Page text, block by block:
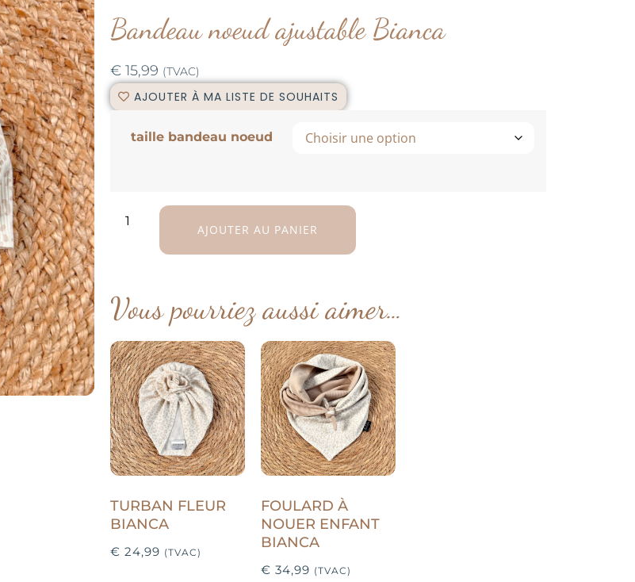
Bandeau noeud ajustable Bianca
€ 15,99 (TVAC)
AJOUTER À MA LISTE DE SOUHAITS
taille bandeau noeud
AJOUTER AU PANIER
Vous pourriez aussi aimer…
TURBAN FLEUR
BIANCA
€ 24,99 (TVAC)
FOULARD À
NOUER ENFANT
BIANCA
€ 34,99 (TVAC)